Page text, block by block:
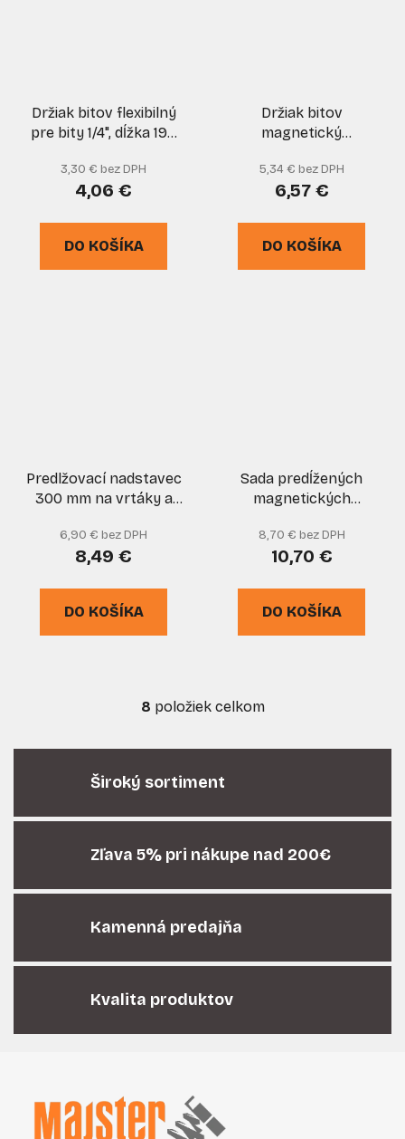
Držiak bitov flexibilný
pre bity 1/4", dĺžka 190
3,30 € bez DPH
4,06 €
DO KOŠÍKA
Držiak bitov
magnetický
70 mm, pre bity 30
mm, NAREX
5,34 € bez DPH
6,57 €
DO KOŠÍKA
Predlžovací nadstavec
300 mm na vrtáky a
6,90 € bez DPH
8,49 €
DO KOŠÍKA
Sada predĺžených
magnetických
13 mm, 8- dielna, GEKO
8,70 € bez DPH
10,70 €
DO KOŠÍKA
O
l
á
a
i
p
v
v
p
8 položiek celkom
Široký sortiment
Zľava 5% pri nákupe nad 200€
Kamenná predajňa
Kvalita produktov